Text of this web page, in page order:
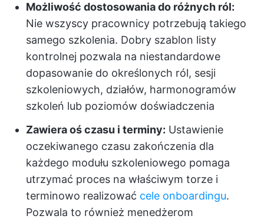
Możliwość dostosowania do różnych ról:
Nie wszyscy pracownicy potrzebują takiego
samego szkolenia. Dobry szablon listy
kontrolnej pozwala na niestandardowe
dopasowanie do określonych ról, sesji
szkoleniowych, działów, harmonogramów
szkoleń lub poziomów doświadczenia
Zawiera oś czasu i terminy: Ustawienie
oczekiwanego czasu zakończenia dla
każdego modułu szkoleniowego pomaga
utrzymać proces na właściwym torze i
terminowo realizować cele onboardingu.
Pozwala to również menedżerom